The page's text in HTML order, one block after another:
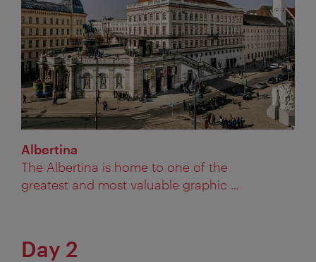
Albertina
The Albertina is home to one of the
greatest and most valuable graphic ...
Day 2